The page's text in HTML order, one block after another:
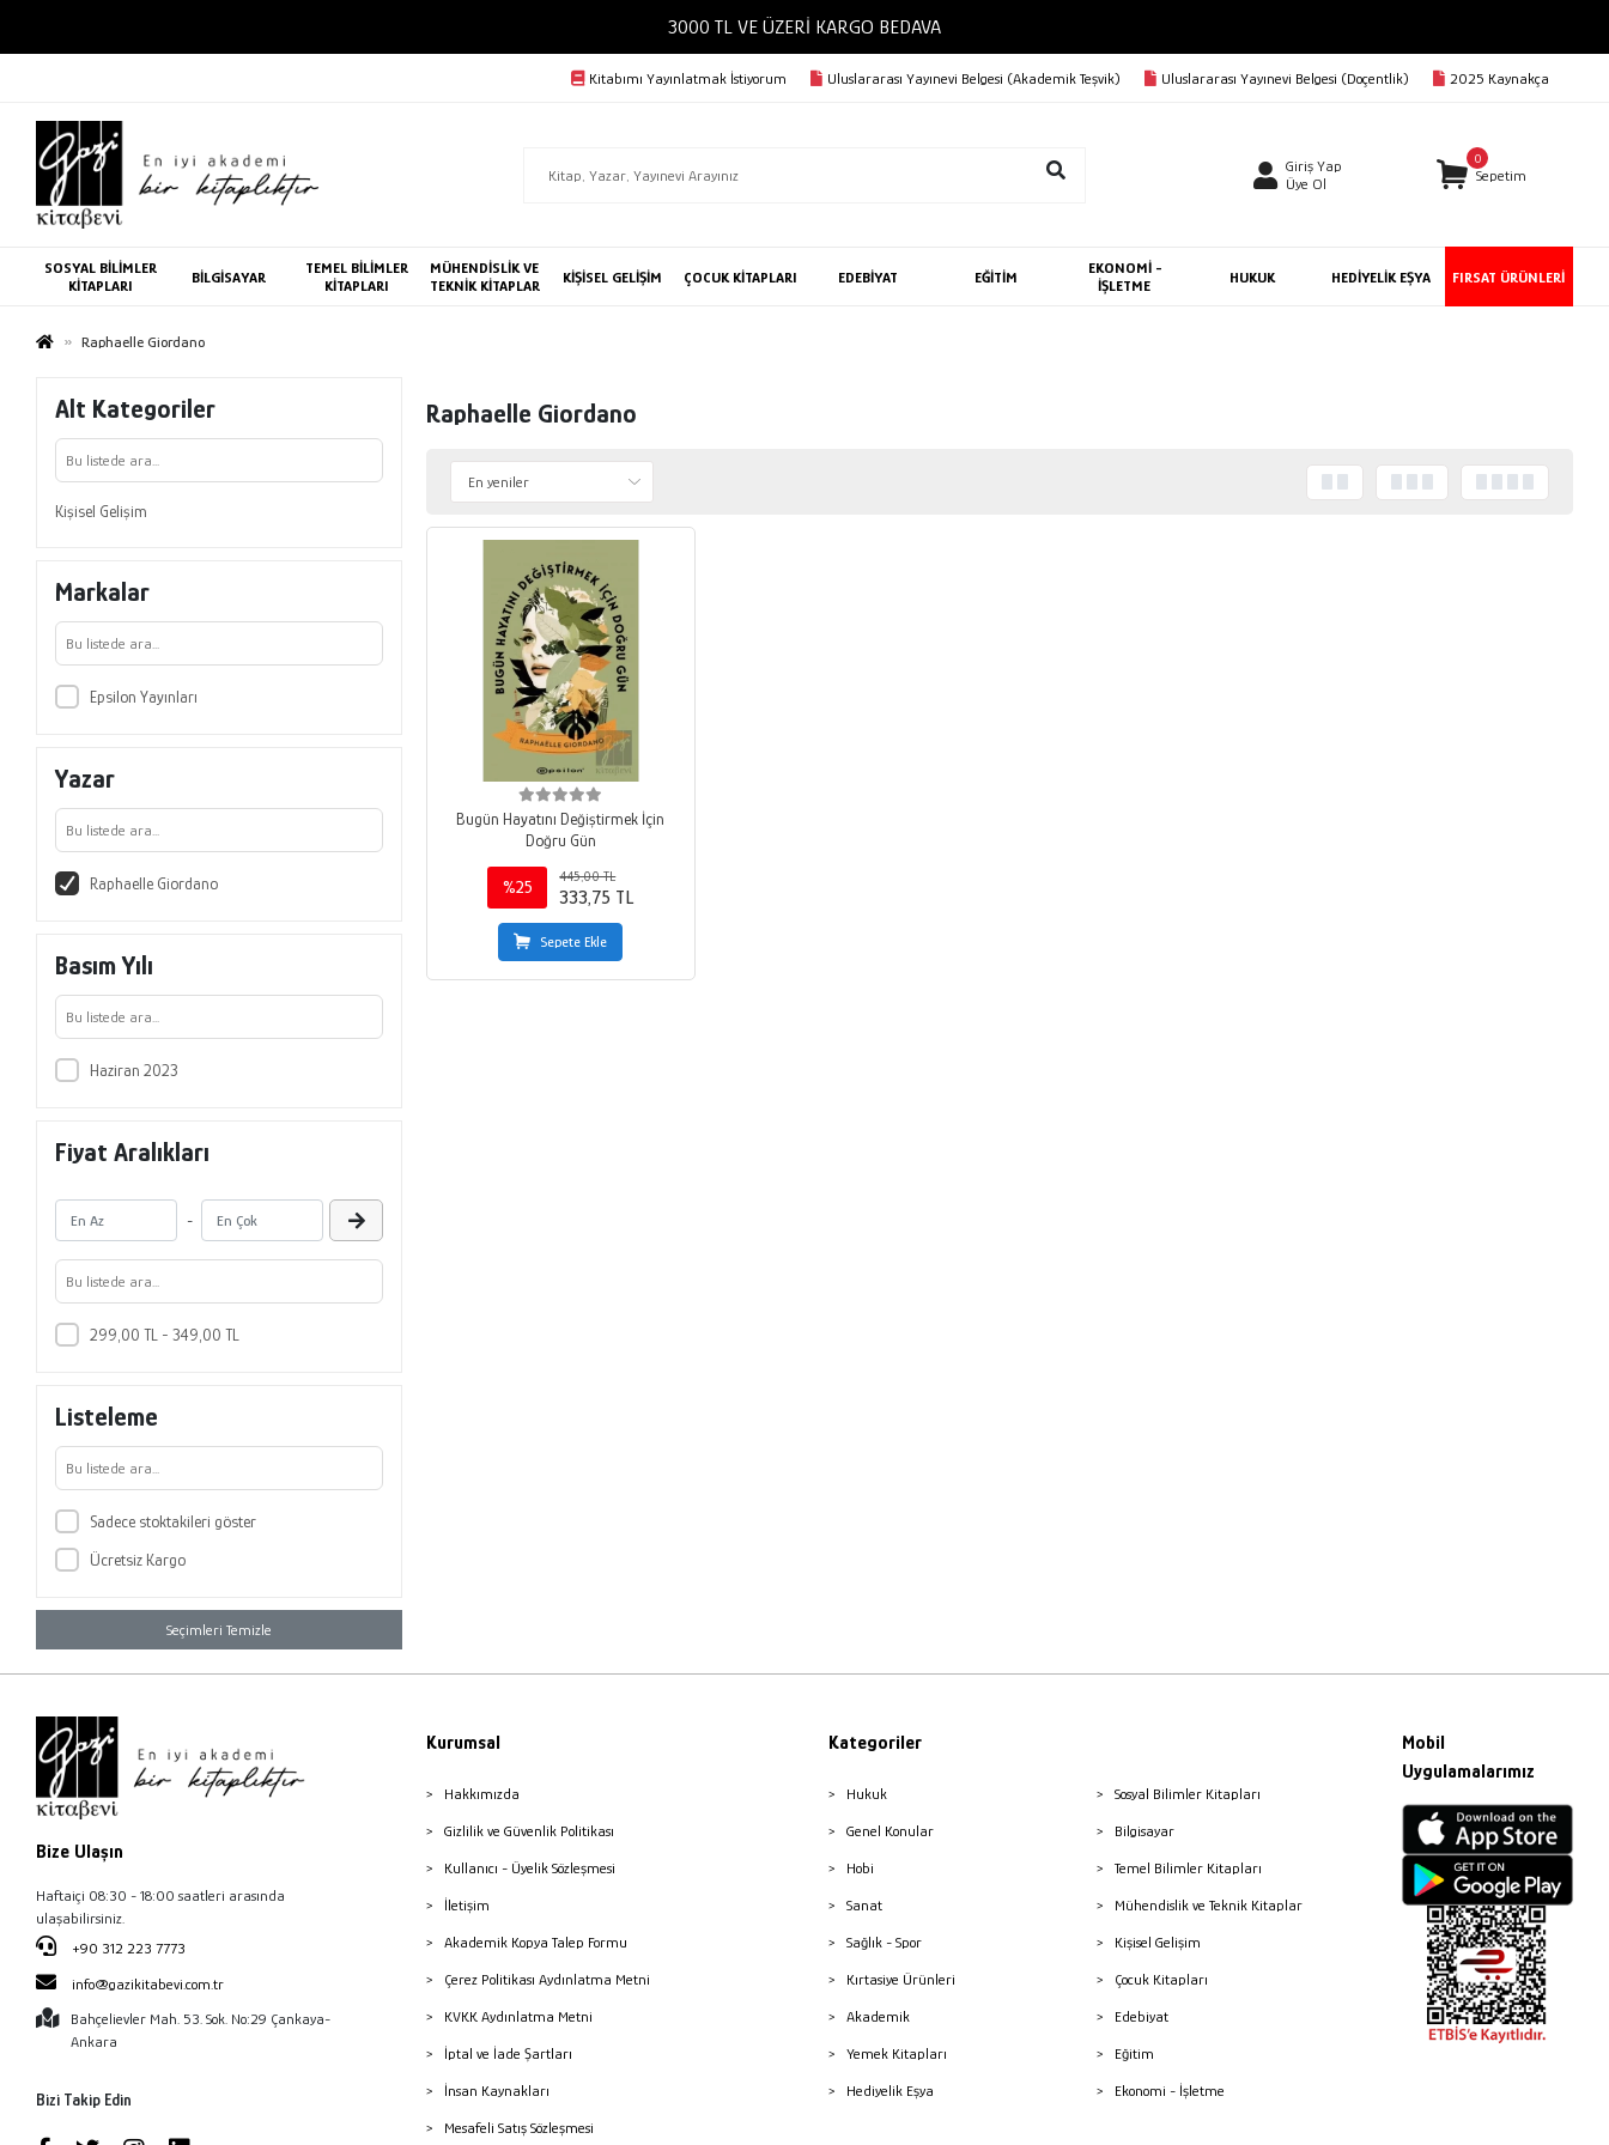
3000 TL VE ÜZERİ KARGO BEDAVA
Kitabımı Yayınlatmak İstiyorum Uluslararası Yayınevi Belgesi (Akademik Teşvik) Uluslararası Yayınevi Belgesi (Doçentlik) 2025 Kaynakça
Giriş Yap
Üye Ol
0
Sepetim
SOSYAL BİLİMLER
KİTAPLARI
BİLGİSAYAR
TEMEL BİLİMLER
KİTAPLARI
MÜHENDİSLİK VE
TEKNİK KİTAPLAR
KİŞİSEL GELİŞİM ÇOCUK KİTAPLARI EDEBİYAT EĞİTİM
EKONOMİ -
İŞLETME
HUKUK HEDİYELİK EŞYA FIRSAT ÜRÜNLERİ
Raphaelle Giordano
Alt Kategoriler
Kişisel Gelişim
Markalar
Epsilon Yayınları
Yazar
Raphaelle Giordano
Basım Yılı
Haziran 2023
Fiyat Aralıkları
-
299,00 TL - 349,00 TL
Listeleme
Sadece stoktakileri göster
Ücretsiz Kargo
Seçimleri Temizle
Raphaelle Giordano
Bugün Hayatını Değiştirmek İçin
Doğru Gün
%25
445,00 TL
333,75 TL
Sepete Ekle
Bize Ulaşın
Haftaiçi 08:30 - 18:00 saatleri arasında
ulaşabilirsiniz.
+90 312 223 7773
info@gazikitabevi.com.tr
Bahçelievler Mah. 53. Sok. No:29 Çankaya-
Ankara
Bizi Takip Edin
Kurumsal
Hakkımızda
Gizlilik ve Güvenlik Politikası
Kullanıcı - Üyelik Sözleşmesi
İletişim
Akademik Kopya Talep Formu
Çerez Politikası Aydınlatma Metni
KVKK Aydınlatma Metni
İptal ve İade Şartları
İnsan Kaynakları
Mesafeli Satış Sözleşmesi
Kategoriler
Hukuk
Genel Konular
Hobi
Sanat
Sağlık - Spor
Kırtasiye Ürünleri
Akademik
Yemek Kitapları
Hediyelik Eşya
Sosyal Bilimler Kitapları
Bilgisayar
Temel Bilimler Kitapları
Mühendislik ve Teknik Kitaplar
Kişisel Gelişim
Çocuk Kitapları
Edebiyat
Eğitim
Ekonomi - İşletme
Mobil
Uygulamalarımız